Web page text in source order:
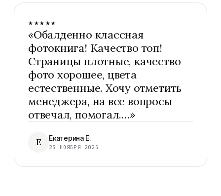
★★★★★
«Обалденно классная
фотокнига! Качество топ!
Страницы плотные, качество
фото хорошее, цвета
естественные. Хочу отметить
менеджера, на все вопросы
отвечал, помогал.…»
Е Екатерина Е.
23 НОЯБРЯ 2025